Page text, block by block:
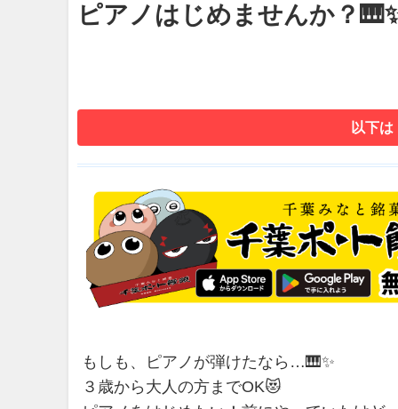
ピアノはじめませんか？
以下
もしも、ピアノが弾けたなら…🎹✨
３歳から大人の方までOK😻